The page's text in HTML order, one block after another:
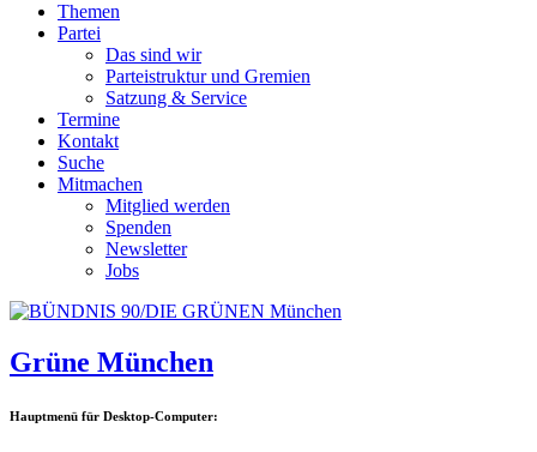
Themen
Partei
Das sind wir
Parteistruktur und Gremien
Satzung & Service
Termine
Kontakt
Suche
Mitmachen
Mitglied werden
Spenden
Newsletter
Jobs
Grüne München
Hauptmenü für Desktop-Computer: